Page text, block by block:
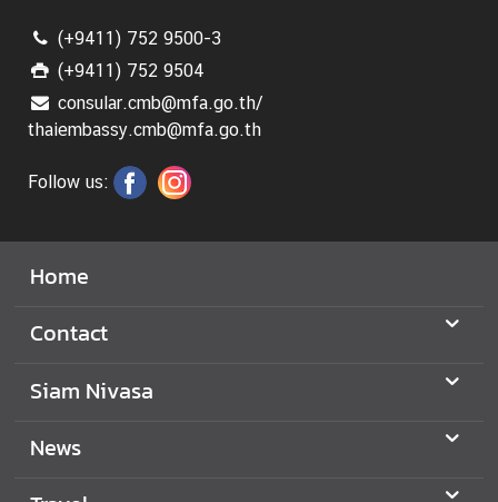
a
t
o
n
N
w
s
T
a
e
(+9411) 752 9500-3
(+9411) 752 9504
consular.cmb@mfa.go.th/
thaiembassy.cmb@mfa.go.th
Follow us:
Home
Contact
Siam Nivasa
News